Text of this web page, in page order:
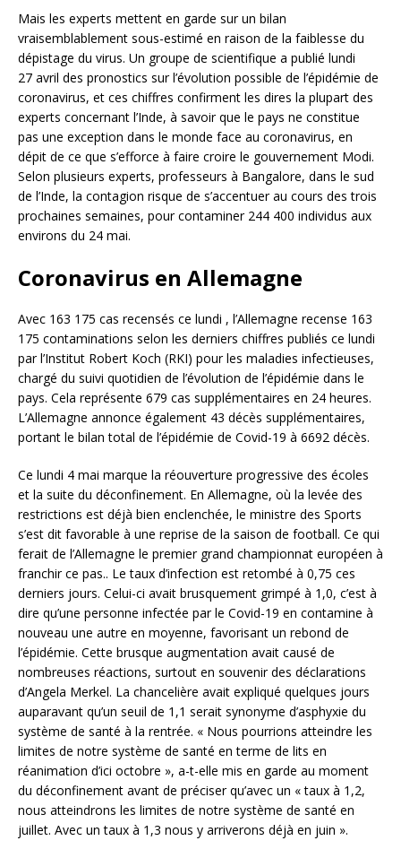
Mais les experts mettent en garde sur un bilan
vraisemblablement sous-estimé en raison de la faiblesse du
dépistage du virus. Un groupe de scientifique a publié lundi
27 avril des pronostics sur l’évolution possible de l’épidémie de
coronavirus, et ces chiffres confirment les dires la plupart des
experts concernant l’Inde, à savoir que le pays ne constitue
pas une exception dans le monde face au coronavirus, en
dépit de ce que s’efforce à faire croire le gouvernement Modi.
Selon plusieurs experts, professeurs à Bangalore, dans le sud
de l’Inde, la contagion risque de s’accentuer au cours des trois
prochaines semaines, pour contaminer 244 400 individus aux
environs du 24 mai.
Coronavirus en Allemagne
Avec 163 175 cas recensés ce lundi , l’Allemagne recense 163
175 contaminations selon les derniers chiffres publiés ce lundi
par l’Institut Robert Koch (RKI) pour les maladies infectieuses,
chargé du suivi quotidien de l’évolution de l’épidémie dans le
pays. Cela représente 679 cas supplémentaires en 24 heures.
L’Allemagne annonce également 43 décès supplémentaires,
portant le bilan total de l’épidémie de Covid-19 à 6692 décès.
Ce lundi 4 mai marque la réouverture progressive des écoles
et la suite du déconfinement. En Allemagne, où la levée des
restrictions est déjà bien enclenchée, le ministre des Sports
s’est dit favorable à une reprise de la saison de football. Ce qui
ferait de l’Allemagne le premier grand championnat européen à
franchir ce pas.. Le taux d’infection est retombé à 0,75 ces
derniers jours. Celui-ci avait brusquement grimpé à 1,0, c’est à
dire qu’une personne infectée par le Covid-19 en contamine à
nouveau une autre en moyenne, favorisant un rebond de
l’épidémie. Cette brusque augmentation avait causé de
nombreuses réactions, surtout en souvenir des déclarations
d’Angela Merkel. La chancelière avait expliqué quelques jours
auparavant qu’un seuil de 1,1 serait synonyme d’asphyxie du
système de santé à la rentrée. « Nous pourrions atteindre les
limites de notre système de santé en terme de lits en
réanimation d’ici octobre », a-t-elle mis en garde au moment
du déconfinement avant de préciser qu’avec un « taux à 1,2,
nous atteindrons les limites de notre système de santé en
juillet. Avec un taux à 1,3 nous y arriverons déjà en juin ».